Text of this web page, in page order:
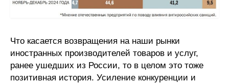
Что касается возвращения на наши рынки
иностранных производителей товаров и услуг,
ранее ушедших из России, то в целом это тоже
позитивная история. Усиление конкуренции и